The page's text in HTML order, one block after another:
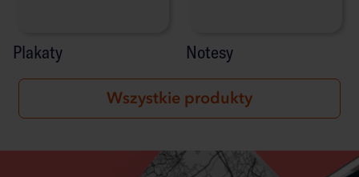
Plakaty Notesy
Wszystkie produkty